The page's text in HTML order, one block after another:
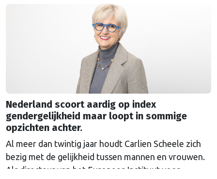
Walle tegen de uitnodiging van de Europese
Commissie. Het CDA stemde tegen.
Nederland scoort aardig op index
gendergelijkheid maar loopt in sommige
opzichten achter.
Al meer dan twintig jaar houdt Carlien Scheele zich
bezig met de gelijkheid tussen mannen en vrouwen.
Als directeur van het Europees Instituut voor